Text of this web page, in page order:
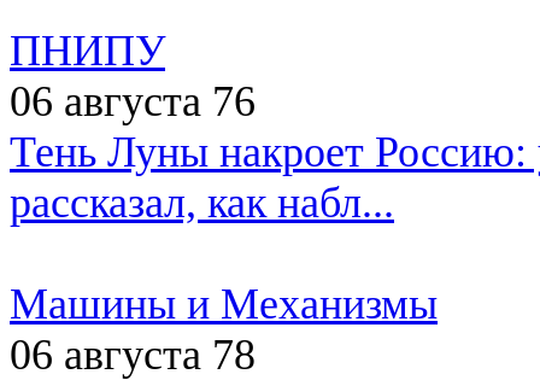
ПНИПУ
06 августа 76
Тень Луны накроет
рассказал, как набл...
Машины и Механизмы
06 августа 78